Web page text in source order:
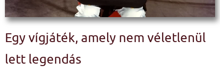
Egy vígjáték, amely nem véletlenül
lett legendás